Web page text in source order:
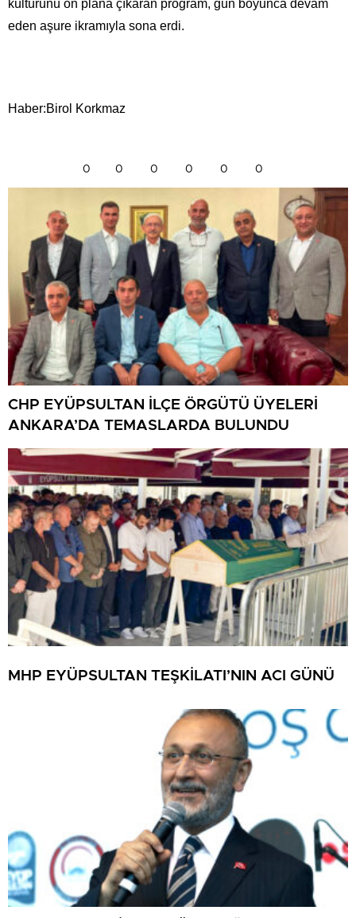
kültürünü ön plana çıkaran program, gün boyunca devam
eden aşure ikramıyla sona erdi.
Haber:Birol Korkmaz
0 0 0 0 0 0
CHP EYÜPSULTAN İLÇE ÖRGÜTÜ ÜYELERİ
ANKARA’DA TEMASLARDA BULUNDU
MHP EYÜPSULTAN TEŞKİLATI’NIN ACI GÜNÜ